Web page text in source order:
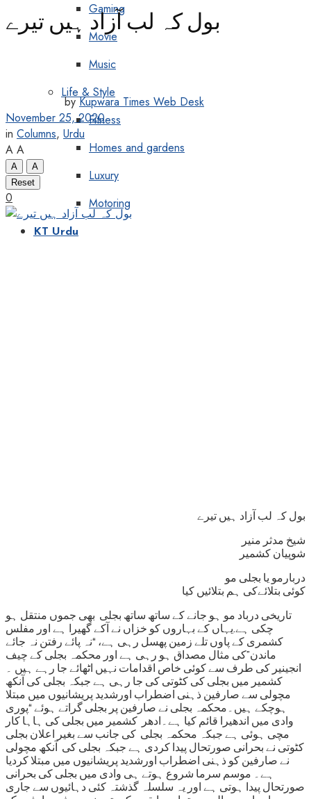
Gaming
Movie
Music
Life & Style
Fitness
Homes and gardens
Luxury
Motoring
KT Urdu
بول کہ لب آزاد ہیں تیرے
by Kupwara Times Web Desk
November 25, 2020
in Columns, Urdu
A A
A
A
Reset
0
بول کہ لب آزاد ہیں تیرے
شیخ مدثر منیر
شوپیان کشمیر
دربارمو يا بجلی مو
کوئی بتلائےکی ہم بتلائیں کيا
تاريخى درباد مو ہو جانے کے ساتھ ساتھ بجلی بھی جموں منتقل ہو
چکی ہے.یہاں کے بہاروں کو خزاں نے آکے گھیرا ہے اور مفلس
کشمری کے پاوں تلے زمین پھسل رہی ہے، “نہ پائے رفتن نہ جائے
ماندن”کی مثال مصداق ہو رہی ہے اور محکمہ بجلی کے چیف
انجینیر کی طرف سے کوئی خاص اقدامات نہیں اٹھائے جا رہے ہیں ۔
کشمیر میں بجلی کی کٹوتی کی جا رہی ہے جبکہ بجلی کی آنکھ
مچولی سے صارفین ذہنی اضطراب اورشدید پریشانیوں میں مبتلا
ہوچکے ہیں۔محکمہ بجلی نے صارفین پر بجلی گراتے ہوئے “پوری
وادی میں اندھیرا قائم کیا ہے۔ادھر کشمیر میں بجلی کی ہاہا کار
مچی ہوئی ہے جبکہ محکمہ بجلی کی جانب سے بغیر اعلان بجلی
کٹوتی نے بحرانی صورتحال پیدا کردی ہے جبکہ بجلی کی آنکھ مچولی
نے صارفین کو ذہنی اضطراب اورشدید پریشانیوں میں مبتلا کردیا
ہے۔ موسم سرما شروع ہوتے ہی وادی میں بجلی کی بحرانی
صورتحال پیدا ہوتی ہے اور یہ سلسلہ گذشتہ کئی دہائیوں سے جاری